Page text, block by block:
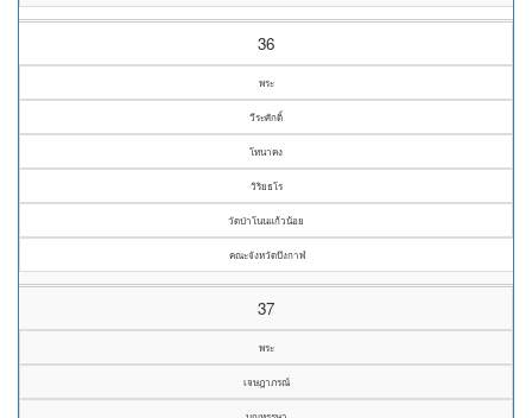
36
พระ
วีระศักดิ์
โทนาคง
วิริยธโร
วัดป่าโนนแก้วน้อย
คณะจังหวัดบึงกาฬ
37
พระ
เจษฎาภรณ์